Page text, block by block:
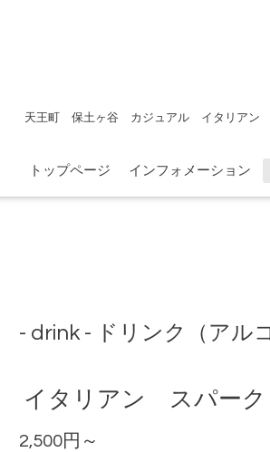
天王町 保土ヶ谷 カジュアル イタリア
トップページ インフォメーション
- drink - ドリンク（アル
イタリアン スパーク
2,500円～